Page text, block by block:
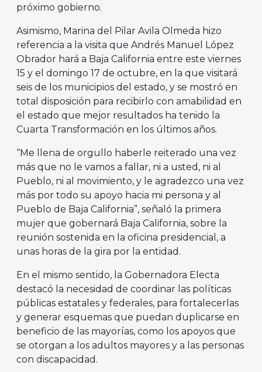
próximo gobierno.
Asimismo, Marina del Pilar Avila Olmeda hizo
referencia a la visita que Andrés Manuel López
Obrador hará a Baja California entre este viernes
15 y el domingo 17 de octubre, en la que visitará
seis de los municipios del estado, y se mostró en
total disposición para recibirlo con amabilidad en
el estado que mejor resultados ha tenido la
Cuarta Transformación en los últimos años.
“Me llena de orgullo haberle reiterado una vez
más que no le vamos a fallar, ni a usted, ni al
Pueblo, ni al movimiento, y le agradezco una vez
más por todo su apoyo hacia mi persona y al
Pueblo de Baja California”, señaló la primera
mujer que gobernará Baja California, sobre la
reunión sostenida en la oficina presidencial, a
unas horas de la gira por la entidad.
En el mismo sentido, la Gobernadora Electa
destacó la necesidad de coordinar las políticas
públicas estatales y federales, para fortalecerlas
y generar esquemas que puedan duplicarse en
beneficio de las mayorías, como los apoyos que
se otorgan a los adultos mayores y a las personas
con discapacidad.